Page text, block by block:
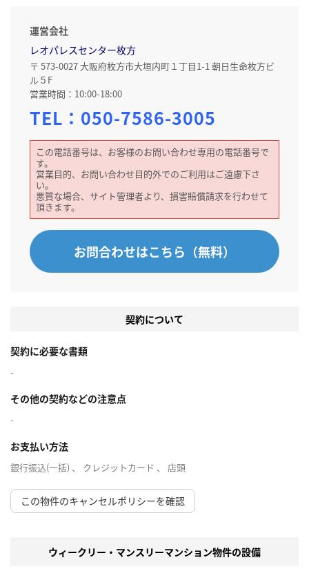
運営会社
レオパレスセンター枚方
〒 573-0027 大阪府枚方市大垣内町１丁目1-1 朝日生命枚方ビ
ル５F
営業時間：10:00-18:00
TEL： 050-7586-3005
この電話番号は、お客様のお問い合わせ専用の電話番号で
す。
営業目的、お問い合わせ目的外でのご利用はご遠慮下さ
い。
悪質な場合、サイト管理者より、損害賠償請求を行わせて
頂きます。
お問合わせはこちら（無料）
契約について
契約に必要な書類
-
その他の契約などの注意点
-
お支払い方法
銀行振込(一括) 、 クレジットカード 、 店頭
この物件のキャンセルポリシーを確認
ウィークリー・マンスリーマンション物件の設備